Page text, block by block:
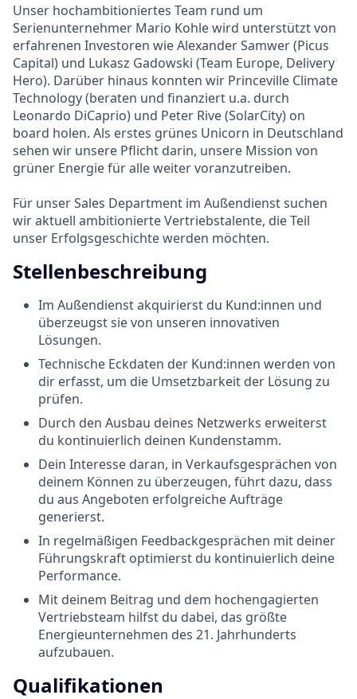
Unser hochambitioniertes Team rund um
Serienunternehmer Mario Kohle wird unterstützt von
erfahrenen Investoren wie Alexander Samwer (Picus
Capital) und Lukasz Gadowski (Team Europe, Delivery
Hero). Darüber hinaus konnten wir Princeville Climate
Technology (beraten und finanziert u.a. durch
Leonardo DiCaprio) und Peter Rive (SolarCity) on
board holen. Als erstes grünes Unicorn in Deutschland
sehen wir unsere Pflicht darin, unsere Mission von
grüner Energie für alle weiter voranzutreiben.
Für unser Sales Department im Außendienst suchen
wir aktuell ambitionierte Vertriebstalente, die Teil
unser Erfolgsgeschichte werden möchten.
Stellenbeschreibung
Im Außendienst akquirierst du Kund:innen und
überzeugst sie von unseren innovativen
Lösungen.
Technische Eckdaten der Kund:innen werden von
dir erfasst, um die Umsetzbarkeit der Lösung zu
prüfen.
Durch den Ausbau deines Netzwerks erweiterst
du kontinuierlich deinen Kundenstamm.
Dein Interesse daran, in Verkaufsgesprächen von
deinem Können zu überzeugen, führt dazu, dass
du aus Angeboten erfolgreiche Aufträge
generierst.
In regelmäßigen Feedbackgesprächen mit deiner
Führungskraft optimierst du kontinuierlich deine
Performance.
Mit deinem Beitrag und dem hochengagierten
Vertriebsteam hilfst du dabei, das größte
Energieunternehmen des 21. Jahrhunderts
aufzubauen.
Qualifikationen